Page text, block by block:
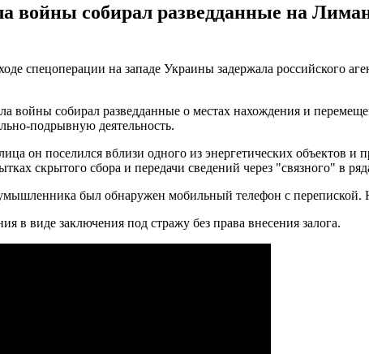
войны собирал разведданные на
спецоперации на западе Украины задержала российского
войны собирал разведданные о местах нахождения и
подрывную деятельность.
он поселился вблизи одного из энергетических
скрытого сбора и передачи сведений через "связного" в
был обнаружен мобильный телефон с
в виде заключения под стражу без права внесения залога.